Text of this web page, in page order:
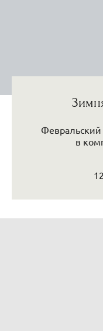
Февральский
в